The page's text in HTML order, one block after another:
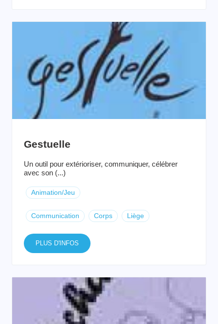
Gestuelle
Un outil pour extérioriser, communiquer, célébrer
avec son (...)
Animation/Jeu
Communication Corps Liège
PLUS D'INFOS